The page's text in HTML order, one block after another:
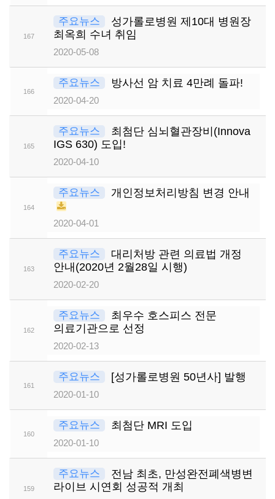
167
주요뉴스
성가롤로병원 제10대 병원장
최옥희 수녀 취임
2020-05-08
166
주요뉴스 방사선 암 치료 4만례 돌파!
2020-04-20
165
주요뉴스
최첨단 심뇌혈관장비(Innova
IGS 630) 도입!
2020-04-10
164
주요뉴스 개인정보처리방침 변경 안내
2020-04-01
163
주요뉴스
대리처방 관련 의료법 개정
안내(2020년 2월28일 시행)
2020-02-20
162
주요뉴스
최우수 호스피스 전문
의료기관으로 선정
2020-02-13
161
주요뉴스 [성가롤로병원 50년사] 발행
2020-01-10
160
주요뉴스 최첨단 MRI 도입
2020-01-10
159
주요뉴스
전남 최초, 만성완전폐색병변
라이브 시연회 성공적 개최